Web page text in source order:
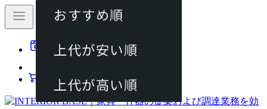
動画マニュアル
カート
おすすめ順
上代が安い順
上代が高い順